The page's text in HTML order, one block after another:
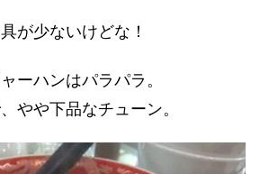
が少ないけどな！
ーハンはパラパラ。
やや下品なチューン。